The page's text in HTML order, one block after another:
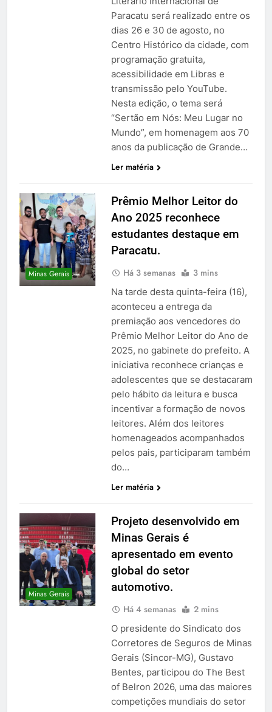
Paracatu será realizado entre os
dias 26 e 30 de agosto, no
Centro Histórico da cidade, com
programação gratuita,
acessibilidade em Libras e
transmissão pelo YouTube.
Nesta edição, o tema será
“Sertão em Nós: Meu Lugar no
Mundo”, em homenagem aos 70
anos da publicação de Grande…
Ler matéria
Minas Gerais
Prêmio Melhor Leitor do
Ano 2025 reconhece
estudantes destaque em
Paracatu.
Há 3 semanas 3 mins
Na tarde desta quinta-feira (16),
aconteceu a entrega da
premiação aos vencedores do
Prêmio Melhor Leitor do Ano de
2025, no gabinete do prefeito. A
iniciativa reconhece crianças e
adolescentes que se destacaram
pelo hábito da leitura e busca
incentivar a formação de novos
leitores. Além dos leitores
homenageados acompanhados
pelos pais, participaram também
do…
Ler matéria
Minas Gerais
Projeto desenvolvido em
Minas Gerais é
apresentado em evento
global do setor
automotivo.
Há 4 semanas 2 mins
O presidente do Sindicato dos
Corretores de Seguros de Minas
Gerais (Sincor-MG), Gustavo
Bentes, participou do The Best
of Belron 2026, uma das maiores
competições mundiais do setor